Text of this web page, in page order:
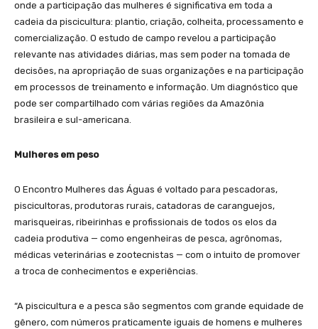
onde a participação das mulheres é significativa em toda a
cadeia da piscicultura: plantio, criação, colheita, processamento e
comercialização. O estudo de campo revelou a participação
relevante nas atividades diárias, mas sem poder na tomada de
decisões, na apropriação de suas organizações e na participação
em processos de treinamento e informação. Um diagnóstico que
pode ser compartilhado com várias regiões da Amazônia
brasileira e sul-americana.
Mulheres em peso
O Encontro Mulheres das Águas é voltado para pescadoras,
piscicultoras, produtoras rurais, catadoras de caranguejos,
marisqueiras, ribeirinhas e profissionais de todos os elos da
cadeia produtiva — como engenheiras de pesca, agrônomas,
médicas veterinárias e zootecnistas — com o intuito de promover
a troca de conhecimentos e experiências.
“A piscicultura e a pesca são segmentos com grande equidade de
gênero, com números praticamente iguais de homens e mulheres